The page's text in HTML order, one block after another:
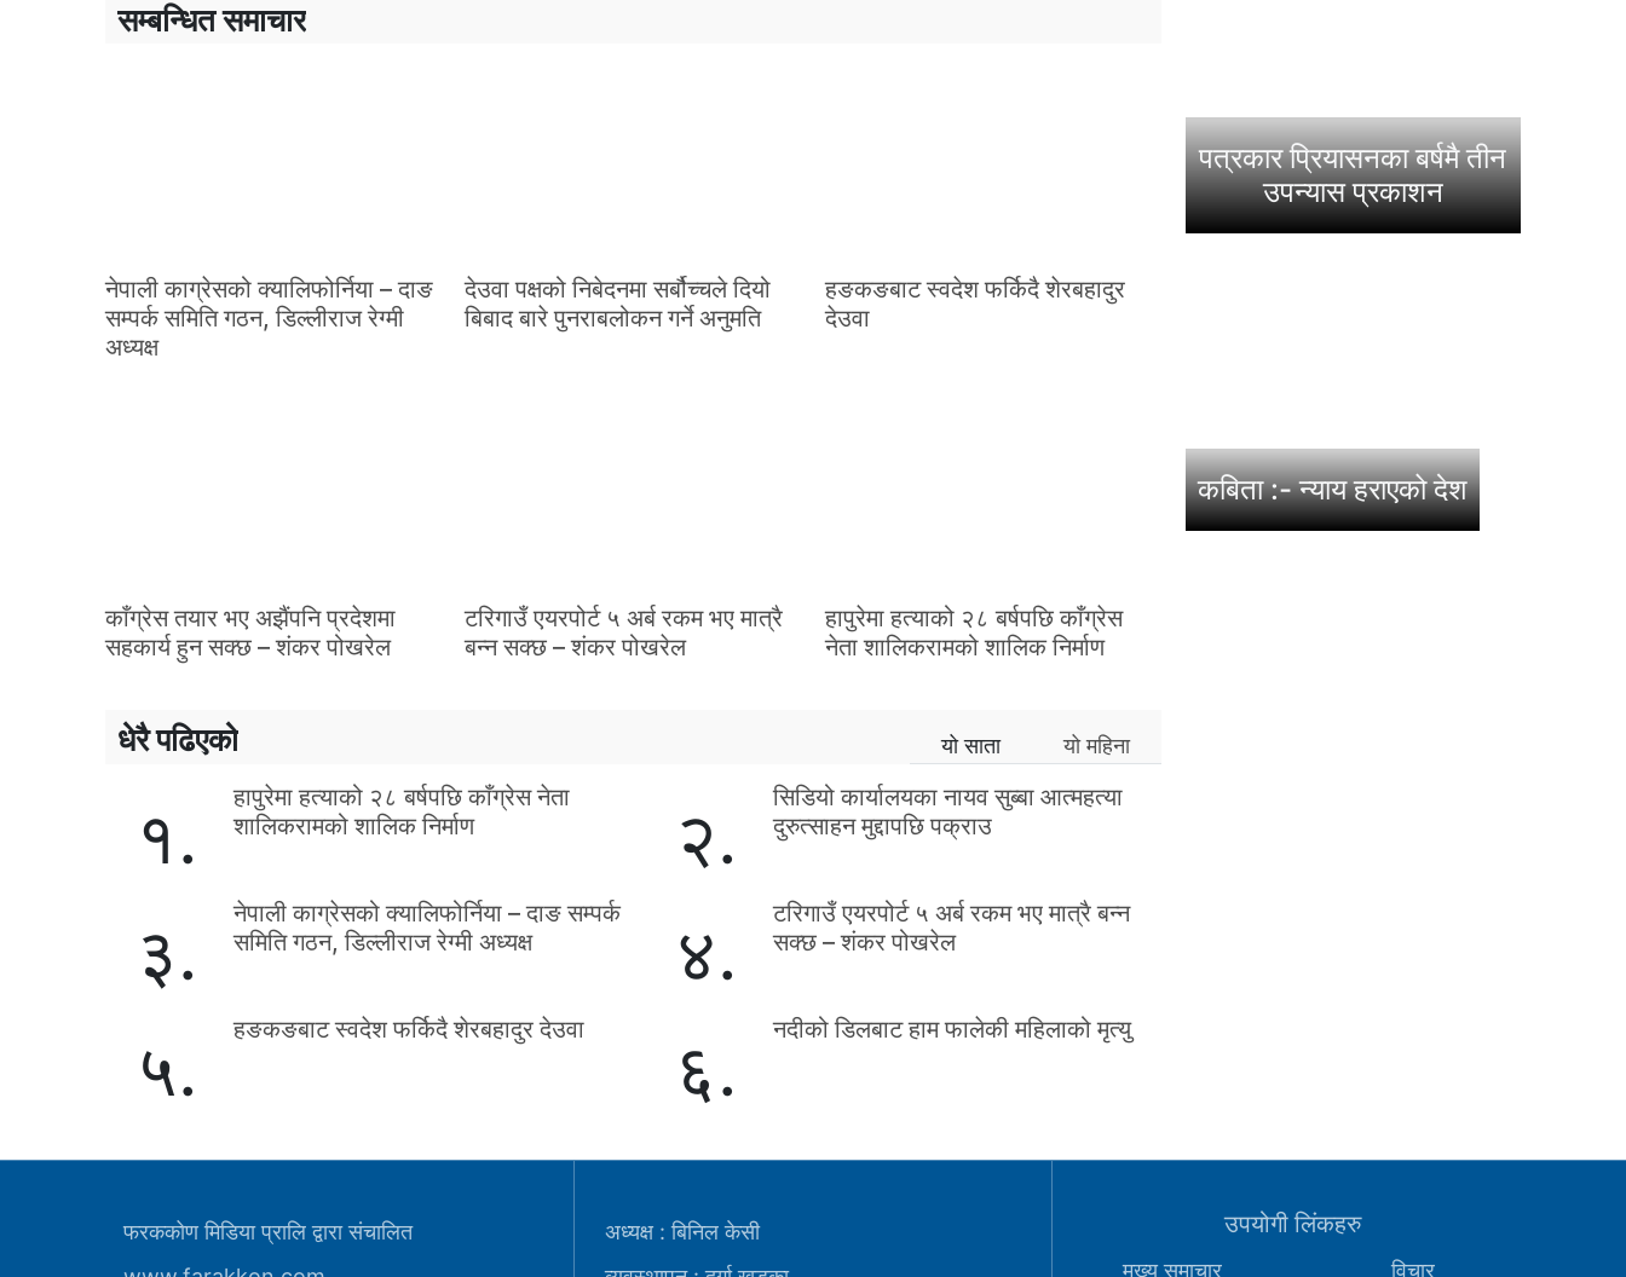
सम्बन्धित समाचार
नेपाली काग्रेसको क्यालिफोर्निया – दाङ
सम्पर्क समिति गठन, डिल्लीराज रेग्मी
अध्यक्ष
देउवा पक्षको निबेदनमा सर्बौच्चले दियो
बिबाद बारे पुनराबलोकन गर्ने अनुमति
हङकङबाट स्वदेश फर्किदै शेरबहादुर
देउवा
काँग्रेस तयार भए अझैंपनि प्रदेशमा
सहकार्य हुन सक्छ – शंकर पोखरेल
टरिगाउँ एयरपोर्ट ५ अर्ब रकम भए मात्रै
बन्न सक्छ – शंकर पोखरेल
हापुरेमा हत्याको २८ बर्षपछि काँग्रेस
नेता शालिकरामको शालिक निर्माण
धेरै पढिएको यो साता यो महिना
१.
हापुरेमा हत्याको २८ बर्षपछि काँग्रेस नेता
शालिकरामको शालिक निर्माण
२.
सिडियो कार्यालयका नायव सुब्बा आत्महत्या
दुरुत्साहन मुद्दापछि पक्राउ
३.
नेपाली काग्रेसको क्यालिफोर्निया – दाङ सम्पर्क
समिति गठन, डिल्लीराज रेग्मी अध्यक्ष
४.
टरिगाउँ एयरपोर्ट ५ अर्ब रकम भए मात्रै बन्न
सक्छ – शंकर पोखरेल
५. हङकङबाट स्वदेश फर्किदै शेरबहादुर देउवा ६. नदीको डिलबाट हाम फालेकी महिलाको मृत्यु
पत्रकार प्रियासनका बर्षमै तीन
उपन्यास प्रकाशन
कबिता :- न्याय हराएको देश
फरककोण मिडिया प्रालि द्वारा संचालित
अध्यक्ष : बिनिल केसी
उपयोगी लिंकहरु
मुख्य समाचार विचार